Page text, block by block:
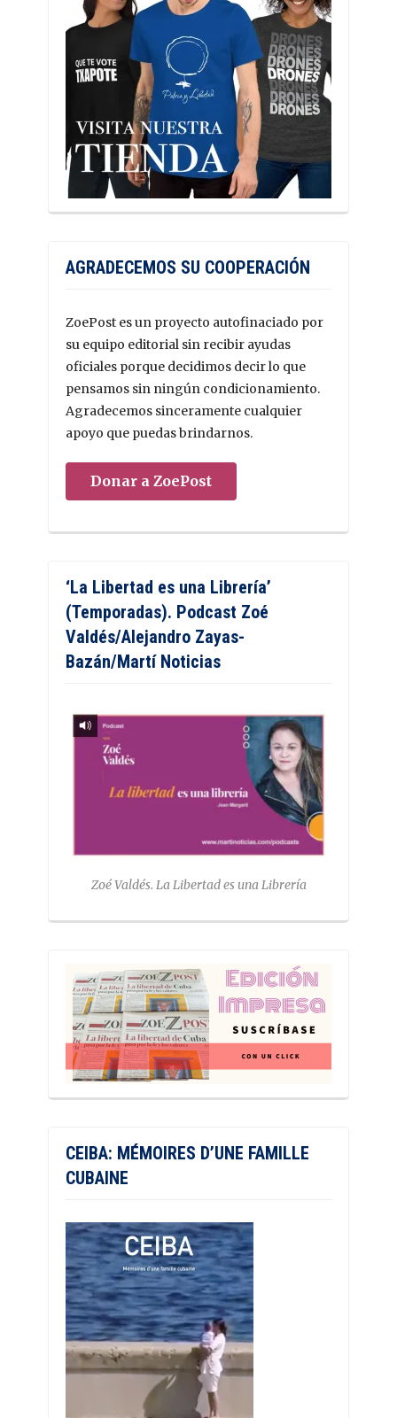
AGRADECEMOS SU COOPERACIÓN
ZoePost es un proyecto autofinaciado por
su equipo editorial sin recibir ayudas
oficiales porque decidimos decir lo que
pensamos sin ningún condicionamiento.
Agradecemos sinceramente cualquier
apoyo que puedas brindarnos.
Donar a ZoePost
‘La Libertad es una Librería’
(Temporadas). Podcast Zoé
Valdés/Alejandro Zayas-
Bazán/Martí Noticias
Zoé Valdés. La Libertad es una Librería
CEIBA: MÉMOIRES D’UNE FAMILLE
CUBAINE